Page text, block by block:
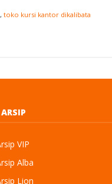
, toko kursi kantor dikalibata
VIP
Alba
Lion